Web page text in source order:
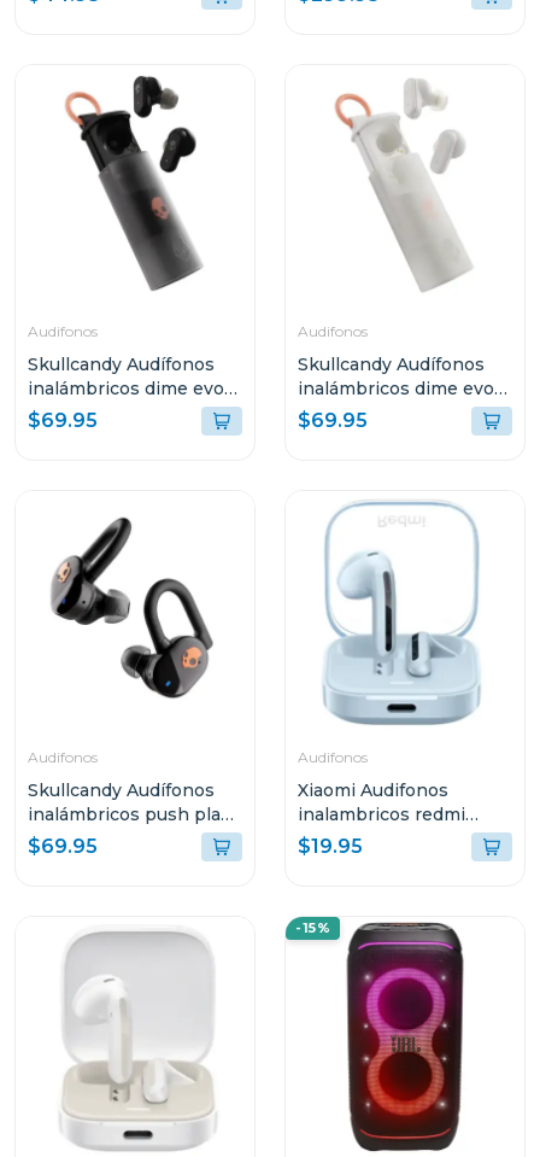
Audifonos
Skullcandy Audífonos
inalámbricos dime evo
negro s740
$69.95
Audifonos
Skullcandy Audífonos
inalámbricos dime evo
blanco s951
$69.95
Audifonos
Skullcandy Audífonos
inalámbricos push play
active negro s749
$69.95
Audifonos
Xiaomi Audifonos
inalambricos redmi
buds 6 active bluetooth
$19.95
-15%